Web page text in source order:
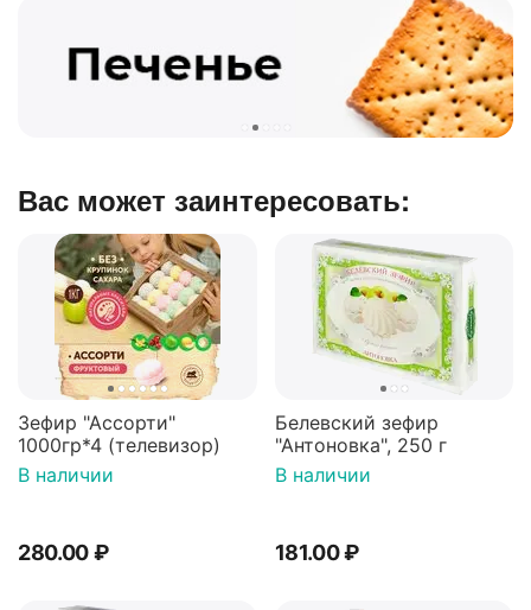
Вас может заинтересовать:
Зефир "Ассорти"
1000гр*4 (телевизор)
В наличии
280.00₽
Белевский зефир
"Антоновка", 250 г
В наличии
181.00₽